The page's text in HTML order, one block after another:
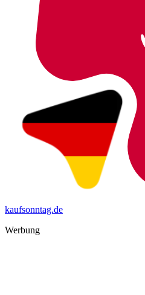
kaufsonntag.de
Werbung